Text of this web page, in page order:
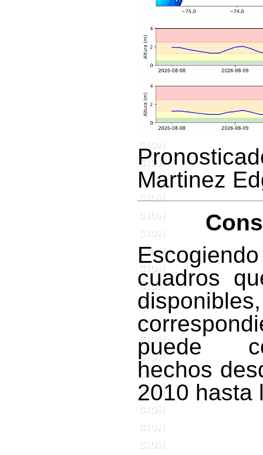
Martinez
cuadros
puede
hechos
2010 hasta